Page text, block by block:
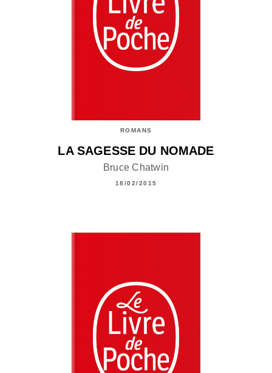
ROMANS
LA SAGESSE DU NOMADE
Bruce Chatwin
18/02/2015